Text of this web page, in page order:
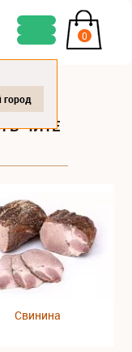
0
город
В ЧИТЕ
Свинина